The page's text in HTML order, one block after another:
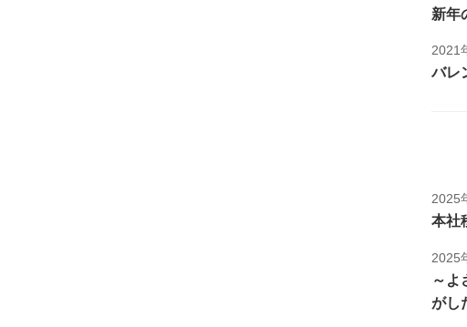
新年
2021
バレ
2025
本社
2025
～よ
がし